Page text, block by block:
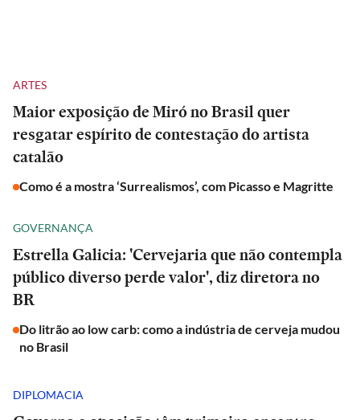
ARTES
Maior exposição de Miró no Brasil quer
resgatar espírito de contestação do artista
catalão
Como é a mostra ‘Surrealismos’, com Picasso e Magritte
GOVERNANÇA
Estrella Galicia: 'Cervejaria que não contempla
público diverso perde valor', diz diretora no
BR
Do litrão ao low carb: como a indústria de cerveja mudou
no Brasil
DIPLOMACIA